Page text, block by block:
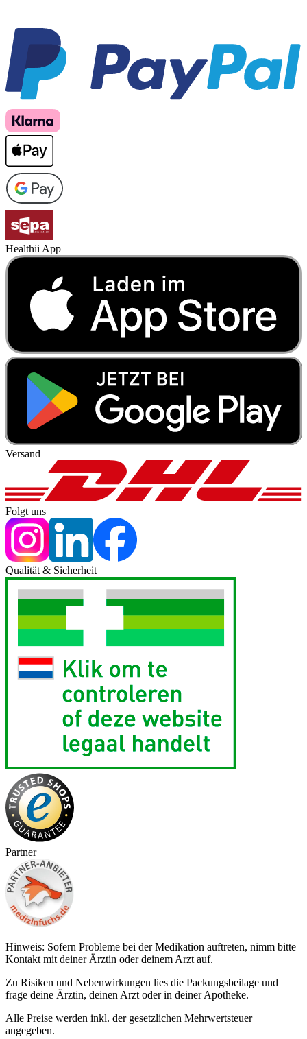
Healthii App
Versand
Folgt uns
Qualität & Sicherheit
Partner
Hinweis: Sofern Probleme bei der Medikation auftreten, nimm bitte
Kontakt mit deiner Ärztin oder deinem Arzt auf.
Zu Risiken und Nebenwirkungen lies die Packungsbeilage und
frage deine Ärztin, deinen Arzt oder in deiner Apotheke.
Alle Preise werden inkl. der gesetzlichen Mehrwertsteuer
angegeben.